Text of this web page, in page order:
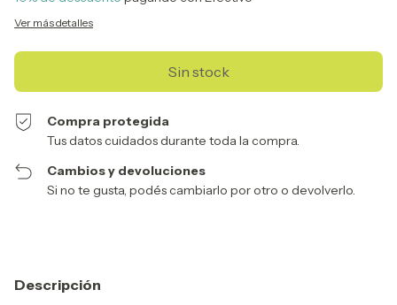
Ver más detalles
Compra protegida
Tus datos cuidados durante toda la compra.
Cambios y devoluciones
Si no te gusta, podés cambiarlo por otro o devolverlo.
Descripción